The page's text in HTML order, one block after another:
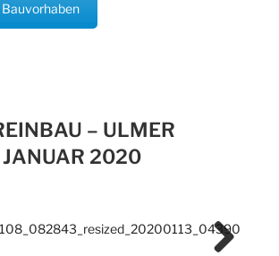
– ULMER
JANUAR 2020